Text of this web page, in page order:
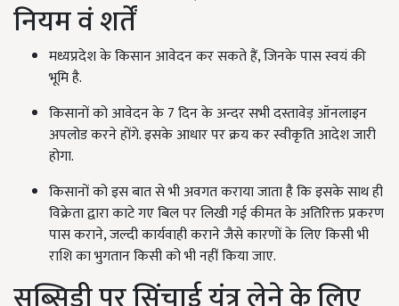
नियम वं शर्तें
मध्यप्रदेश के किसान आवेदन कर सकते हैं, जिनके पास स्वयं की
भूमि है.
किसानों को आवेदन के 7 दिन के अन्दर सभी दस्तावेड़ ऑनलाइन
अपलोड करने होंगे. इसके आधार पर क्रय कर स्वीकृति आदेश जारी
होगा.
किसानों को इस बात से भी अवगत कराया जाता है कि इसके साथ ही
विक्रेता द्वारा काटे गए बिल पर लिखी गई कीमत के अतिरिक्त प्रकरण
पास कराने, जल्दी कार्यवाही कराने जैसे कारणों के लिए किसी भी
राशि का भुगतान किसी को भी नहीं किया जाए.